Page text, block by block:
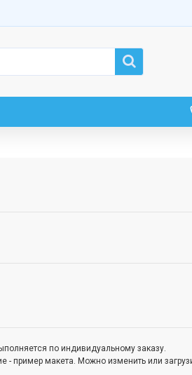
по индивидуальному заказу.
- пример макета. Можно изменить или